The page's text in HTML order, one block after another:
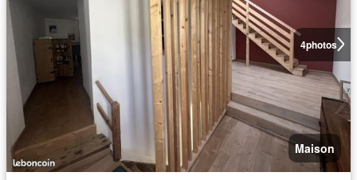
4photos
Maison